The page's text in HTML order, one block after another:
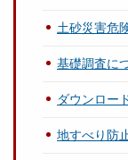
土砂災害危
基礎調査に
ダウンロー
地すべり防